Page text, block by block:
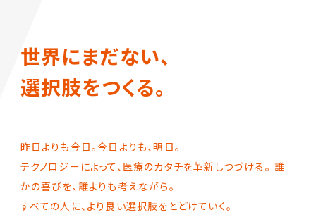
世界にまだない、
選択肢をつくる。
昨日よりも今日。今日よりも、明日。
テクノロジーによって、医療のカタチを革新しつづける。 誰
かの喜びを、誰よりも考えながら。
すべての人に、より良い選択肢をとどけていく。